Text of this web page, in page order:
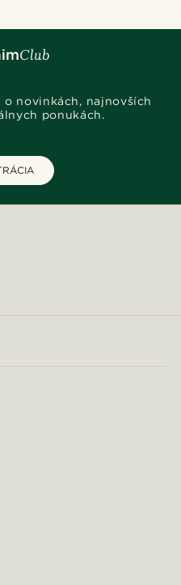
novinkách, najnovších
ponukách.